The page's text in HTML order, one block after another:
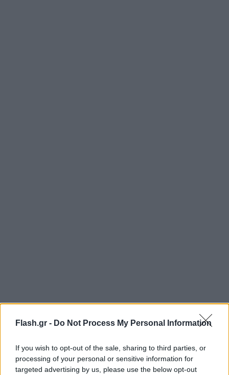
Flash.gr - Do Not Process My Personal Information
If you wish to opt-out of the sale, sharing to third parties, or
processing of your personal or sensitive information for
targeted advertising by us, please use the below opt-out
Η «μόδα» έφτασε πλέον και στην Ελλάδα, καθώς
στα social media ανέβηκε ένα βίντεο με «ψυχές»